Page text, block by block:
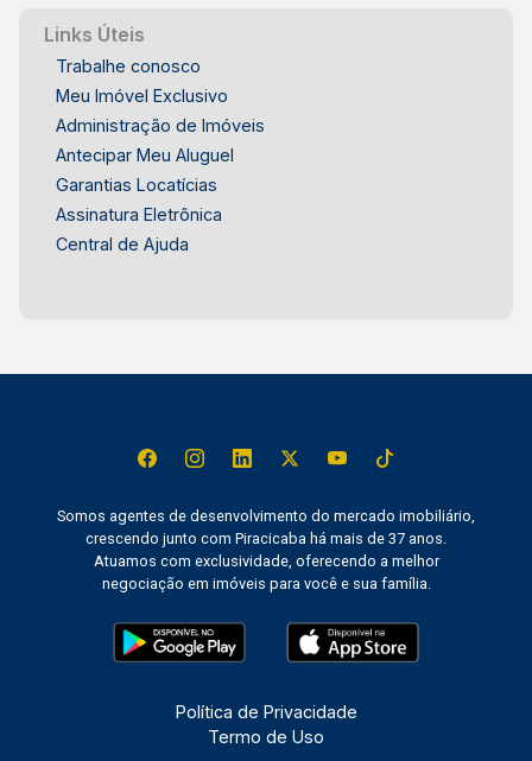
Links Úteis
Trabalhe conosco
Meu Imóvel Exclusivo
Administração de Imóveis
Antecipar Meu Aluguel
Garantias Locatícias
Assinatura Eletrônica
Central de Ajuda
Somos agentes de desenvolvimento do mercado imobiliário,
crescendo junto com Piracicaba há mais de 37 anos.
Atuamos com exclusividade, oferecendo a melhor
negociação em imóveis para você e sua família.
Política de Privacidade
Termo de Uso